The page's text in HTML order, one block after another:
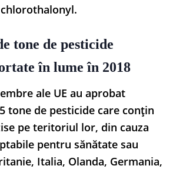
tone de pesticide
în lume în 2018
ale UE au aprobat
tone de pesticide care conțin
pe teritoriul lor, din cauza
pentru sănătate sau
Italia, Olanda, Germania,